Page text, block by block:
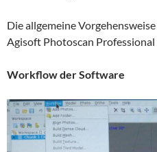
Die allgemeine
Agisoft Photoscan Professional
Workflow der Software